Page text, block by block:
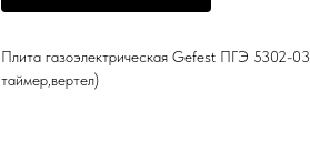
Плита газоэлектрическая Gefest ПГЭ 5302-
таймер,вертел)